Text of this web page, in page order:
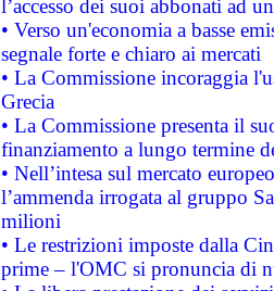
l’accesso dei suoi abbonati ad
• Verso un'economia a basse
segnale forte e chiaro ai mercati
• La Commissione incoraggia
Grecia
• La Commissione presenta il
finanziamento a lungo termine
• Nell’intesa sul mercato
l’ammenda irrogata al gruppo
milioni
• Le restrizioni imposte dalla
prime – l'OMC si pronuncia di